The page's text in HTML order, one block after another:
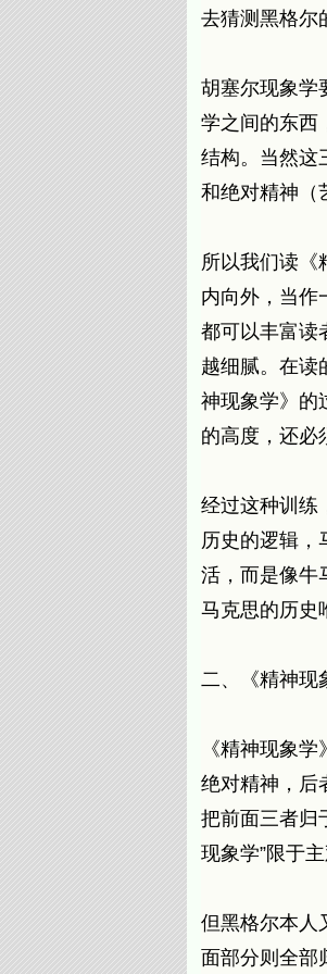
去猜测黑格尔
胡塞尔现象学
学之间的东西
结构。当然这
和绝对精神（
所以我们读《
内向外，当作
都可以丰富读
越细腻。在读
神现象学》的
的高度，还必
经过这种训练
历史的逻辑，
活，而是像牛
马克思的历史
二、《精神现
《精神现象
绝对精神，后
把前面三者归
现象学”限于
但黑格尔本人
面部分则全部